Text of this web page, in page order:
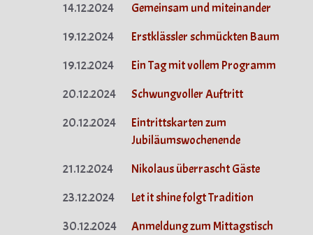
14.12.2024
Gemeinsam und miteinander
19.12.2024
Erstklässler schmückten Baum
19.12.2024
Ein Tag mit vollem Programm
20.12.2024
Schwungvoller Auftritt
20.12.2024
Eintrittskarten zum
Jubiläumswochenende
21.12.2024
Nikolaus überrascht Gäste
23.12.2024
Let it shine folgt Tradition
30.12.2024
Anmeldung zum Mittagstisch